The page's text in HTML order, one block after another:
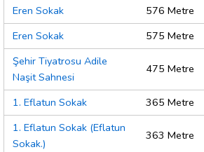
Eren Sokak
576 Metre
Eren Sokak
575 Metre
Şehir Tiyatrosu Adile
Naşit Sahnesi
475 Metre
1. Eflatun Sokak
365 Metre
1. Eflatun Sokak (Eflatun
Sokak.)
363 Metre